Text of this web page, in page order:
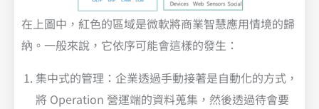
在上圖中，紅色的區域是微軟將商業智慧應用情境的歸
納。一般來說，它依序可能會這樣的發生：
集中式的管理：企業透過手動接著是自動化的方式，
將 Operation 營運端的資料蒐集，然後透過待會要